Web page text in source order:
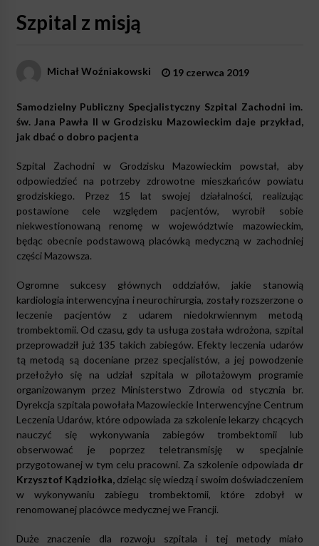
Szpital z misją
Michał Woźniakowski 19 czerwca 2019
Samodzielny Publiczny Specjalistyczny Szpital Zachodni im.
św. Jana Pawła II w Grodzisku Mazowieckim daje przykład,
jak dbać o dobro pacjenta
Szpital Zachodni w Grodzisku Mazowieckim powstał, aby
odpowiedzieć na potrzeby zdrowotne mieszkańców powiatu
grodziskiego. Przez 15 lat swojej działalności, realizując
postawione cele względem pacjentów, wyrobił sobie
niekwestionowaną renomę w województwie mazowieckim,
będąc obecnie podstawową placówką medyczną w zachodniej
części Mazowsza.
Ogromne sukcesy głównych oddziałów, jakie stanowią
kardiologia interwencyjna i neurochirurgia, zostały rozszerzone o
leczenie pacjentów z udarem niedokrwiennym metodą
trombektomii. Od czasu, gdy ta usługa została wdrożona, szpital
przeprowadził już 135 takich zabiegów. Efekty leczenia udarów
tą metodą są doceniane przez specjalistów, a jej powodzenie
przełożyło się na udział szpitala w pilotażowym programie
organizowanym przez Ministerstwo Zdrowia od stycznia br.
Dyrekcja szpitala powołała Mazowieckie Interwencyjne Centrum
Leczenia Udarów, które odpowiada za szkolenie lekarzy chcących
nauczyć się wykonywania zabiegów trombektomii lub
obserwować je poprzez teletransmisję w specjalnie
przygotowanej w tym celu pracowni. Za szkolenie odpowiada dr
Krzysztof Kądziołka, dzieląc się wiedzą i swoim doświadczeniem
w wykonywaniu zabiegu trombektomii, które zdobył w
renomowanej placówce medycznej we Francji.
Duże znaczenie dla rozwoju szpitala i tej metody miało